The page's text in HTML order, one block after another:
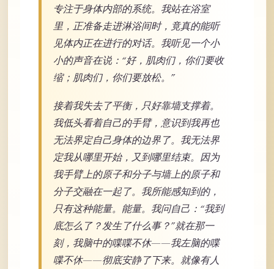
专注于身体内部的系统。我站在浴室
里，正准备走进淋浴间时，竟真的能听
见体内正在进行的对话。我听见一个小
小的声音在说：“好，肌肉们，你们要收
缩；肌肉们，你们要放松。”
接着我失去了平衡，只好靠墙支撑着。
我低头看着自己的手臂，意识到我再也
无法界定自己身体的边界了。我无法界
定我从哪里开始，又到哪里结束。因为
我手臂上的原子和分子与墙上的原子和
分子交融在一起了。我所能感知到的，
只有这种能量。能量。我问自己：“我到
底怎么了？发生了什么事？”就在那一
刻，我脑中的喋喋不休——我左脑的喋
喋不休——彻底安静了下来。就像有人